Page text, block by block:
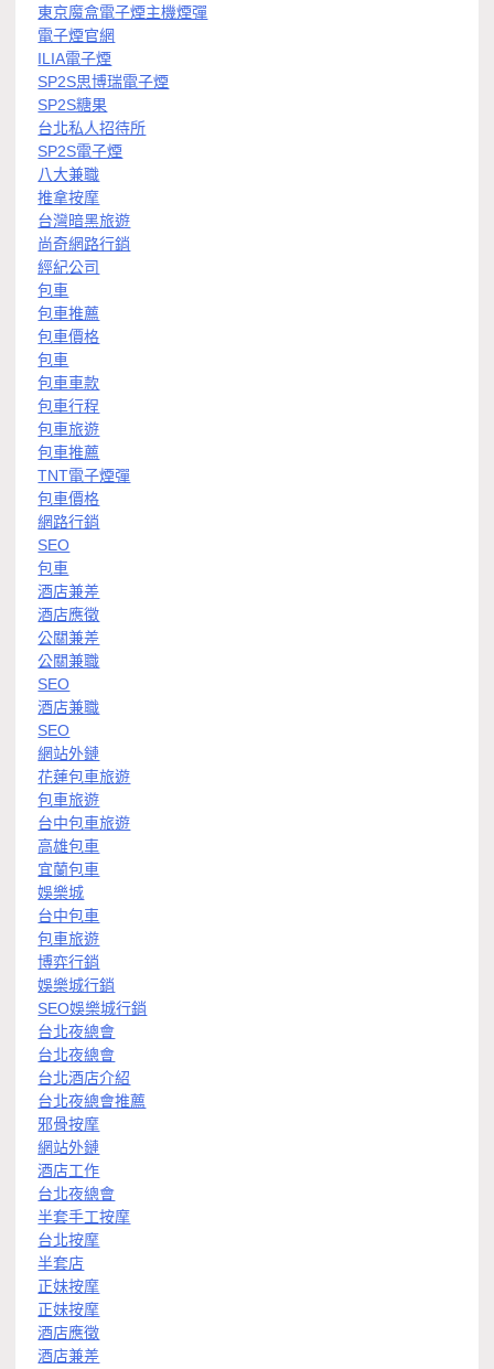
東京魔盒電子煙主機煙彈
電子煙官網
ILIA電子煙
SP2S思博瑞電子煙
SP2S糖果
台北私人招待所
SP2S電子煙
八大兼職
推拿按摩
台灣暗黑旅遊
尚奇網路行銷
經紀公司
包車
包車推薦
包車價格
包車
包車車款
包車行程
包車旅遊
包車推薦
TNT電子煙彈
包車價格
網路行銷
SEO
包車
酒店兼差
酒店應徵
公關兼差
公關兼職
SEO
酒店兼職
SEO
網站外鏈
花蓮包車旅遊
包車旅遊
台中包車旅遊
高雄包車
宜蘭包車
娛樂城
台中包車
包車旅遊
博弈行銷
娛樂城行銷
SEO娛樂城行銷
台北夜總會
台北夜總會
台北酒店介紹
台北夜總會推薦
邪骨按摩
網站外鏈
酒店工作
台北夜總會
半套手工按摩
台北按摩
半套店
正妹按摩
正妹按摩
酒店應徵
酒店兼差